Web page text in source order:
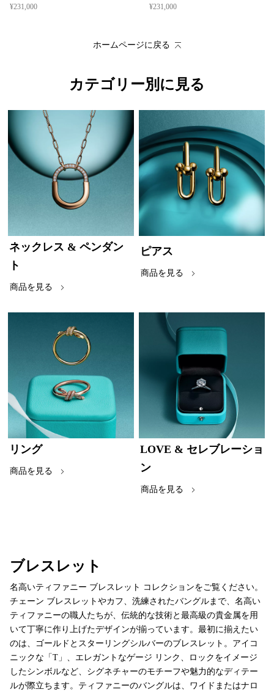
¥231,000 ¥231,000
ホームページに戻る
カテゴリー別に見る
ネックレス & ペンダン
ト
商品を見る
ピアス
商品を見る
リング
商品を見る
LOVE & セレブレーショ
ン
商品を見る
ブレスレット
名高いティファニー ブレスレット コレクションをご覧ください。
チェーン ブレスレットやカフ、洗練されたバングルまで、名高い
ティファニーの職人たちが、伝統的な技術と最高級の貴金属を用
いて丁寧に作り上げたデザインが揃っています。最初に揃えたい
のは、ゴールドとスターリングシルバーのブレスレット。アイコ
ニックな「T」、エレガントなゲージ リンク、ロックをイメージ
したシンボルなど、シグネチャーのモチーフや魅力的なディテー
ルが際立ちます。ティファニーのバングルは、ワイドまたはナロ